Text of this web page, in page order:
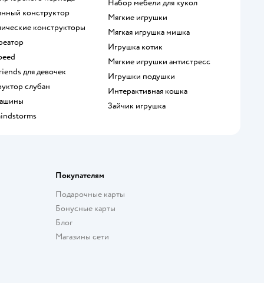
конструктор
конструкторы
для девочек
слубан
Набор мебели для кукол
Мягкие игрушки
Мягкая игрушка мишка
Игрушка котик
Мягкие игрушки антистресс
Игрушки подушки
Интерактивная кошка
Зайчик игрушка
Покупателям
Подарочные карты
Бонусные карты
Блог
Магазины сети